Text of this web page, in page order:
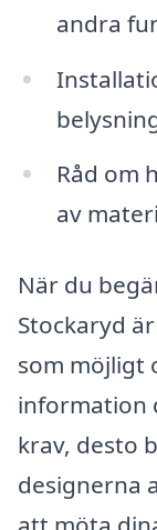
andra
Råd om
av
När du
Stockaryd
som möjligt
information
krav, desto
designerna